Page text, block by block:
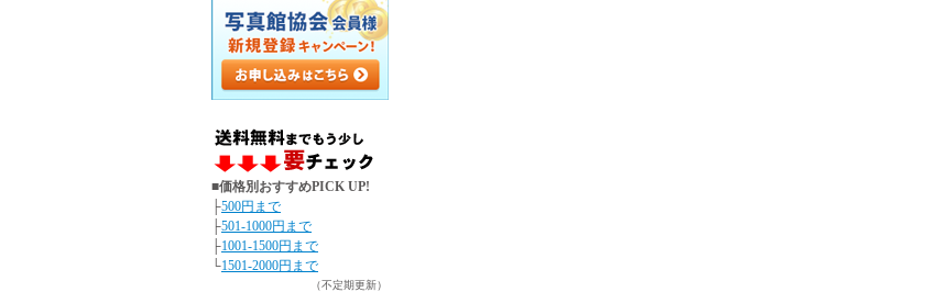
■価格別おすすめPICK UP!
├500円まで
├501-1000円まで
├1001-1500円まで
└1501-2000円まで
（不定期更新）